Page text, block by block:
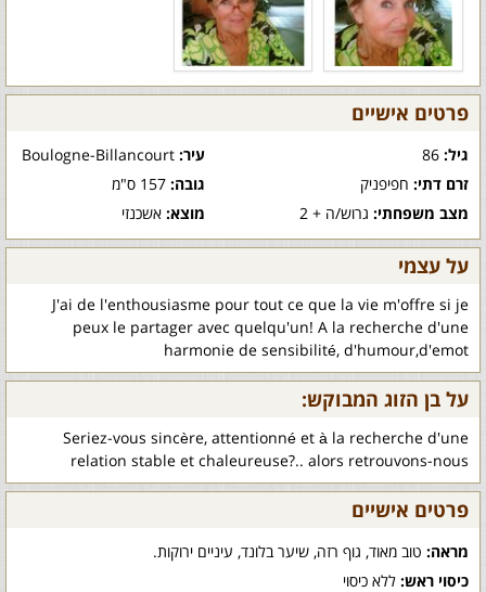
פרטים אישיים
גיל: עיר:Boulogne-Billancourt
זרם דתי: חפיפניק גובה:157 ס"מ
מצב משפחתי: גרוש/ה + 2 מוצא:אשכנזי
על עצמי
J'ai de l'enthousiasme pour tout ce que la vie m'offre si je
peux le partager avec quelqu'un! A la recherche d'une
harmonie de sensibilité, d'humour,d'emot
על בן הזוג המבוקש:
Seriez-vous sincère, attentionné et à la recherche d'une
relation stable et chaleureuse?.. alors retrouvons-nous
פרטים אישיים
מראה: טוב מאוד, גוף רזה, שיער בלונד, עיניים ירוקות.
כיסוי ראש: ללא כיסוי